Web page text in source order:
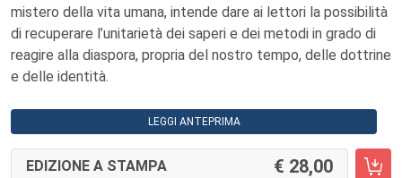
mistero della vita umana, intende dare ai lettori la possibilità
di recuperare l’unitarietà dei saperi e dei metodi in grado di
reagire alla diaspora, propria del nostro tempo, delle dottrine
e delle identità.
LEGGI ANTEPRIMA
EDIZIONE A STAMPA 28,00